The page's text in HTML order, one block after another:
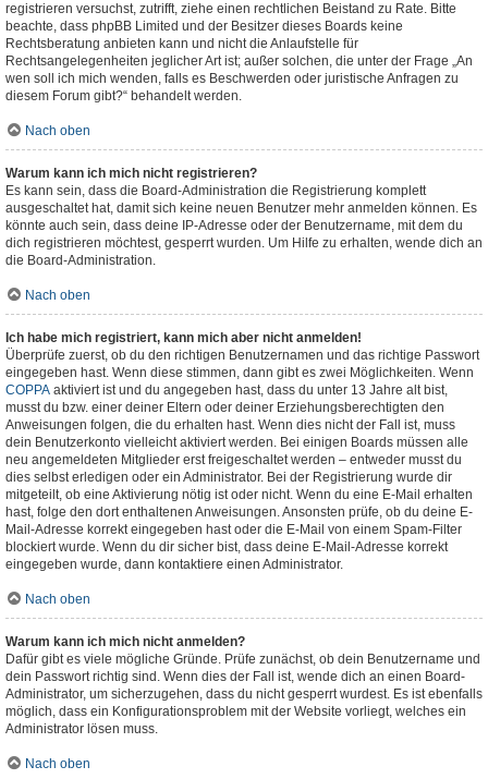
registrieren versuchst, zutrifft, ziehe einen rechtlichen Beistand zu Rate. Bitte
beachte, dass phpBB Limited und der Besitzer dieses Boards keine
Rechtsberatung anbieten kann und nicht die Anlaufstelle für
Rechtsangelegenheiten jeglicher Art ist; außer solchen, die unter der Frage „An
wen soll ich mich wenden, falls es Beschwerden oder juristische Anfragen zu
diesem Forum gibt?“ behandelt werden.
Nach oben
Warum kann ich mich nicht registrieren?
Es kann sein, dass die Board-Administration die Registrierung komplett
ausgeschaltet hat, damit sich keine neuen Benutzer mehr anmelden können. Es
könnte auch sein, dass deine IP-Adresse oder der Benutzername, mit dem du
dich registrieren möchtest, gesperrt wurden. Um Hilfe zu erhalten, wende dich an
die Board-Administration.
Nach oben
Ich habe mich registriert, kann mich aber nicht anmelden!
Überprüfe zuerst, ob du den richtigen Benutzernamen und das richtige Passwort
eingegeben hast. Wenn diese stimmen, dann gibt es zwei Möglichkeiten. Wenn
COPPA aktiviert ist und du angegeben hast, dass du unter 13 Jahre alt bist,
musst du bzw. einer deiner Eltern oder deiner Erziehungsberechtigten den
Anweisungen folgen, die du erhalten hast. Wenn dies nicht der Fall ist, muss
dein Benutzerkonto vielleicht aktiviert werden. Bei einigen Boards müssen alle
neu angemeldeten Mitglieder erst freigeschaltet werden – entweder musst du
dies selbst erledigen oder ein Administrator. Bei der Registrierung wurde dir
mitgeteilt, ob eine Aktivierung nötig ist oder nicht. Wenn du eine E-Mail erhalten
hast, folge den dort enthaltenen Anweisungen. Ansonsten prüfe, ob du deine E-
Mail-Adresse korrekt eingegeben hast oder die E-Mail von einem Spam-Filter
blockiert wurde. Wenn du dir sicher bist, dass deine E-Mail-Adresse korrekt
eingegeben wurde, dann kontaktiere einen Administrator.
Nach oben
Warum kann ich mich nicht anmelden?
Dafür gibt es viele mögliche Gründe. Prüfe zunächst, ob dein Benutzername und
dein Passwort richtig sind. Wenn dies der Fall ist, wende dich an einen Board-
Administrator, um sicherzugehen, dass du nicht gesperrt wurdest. Es ist ebenfalls
möglich, dass ein Konfigurationsproblem mit der Website vorliegt, welches ein
Administrator lösen muss.
Nach oben